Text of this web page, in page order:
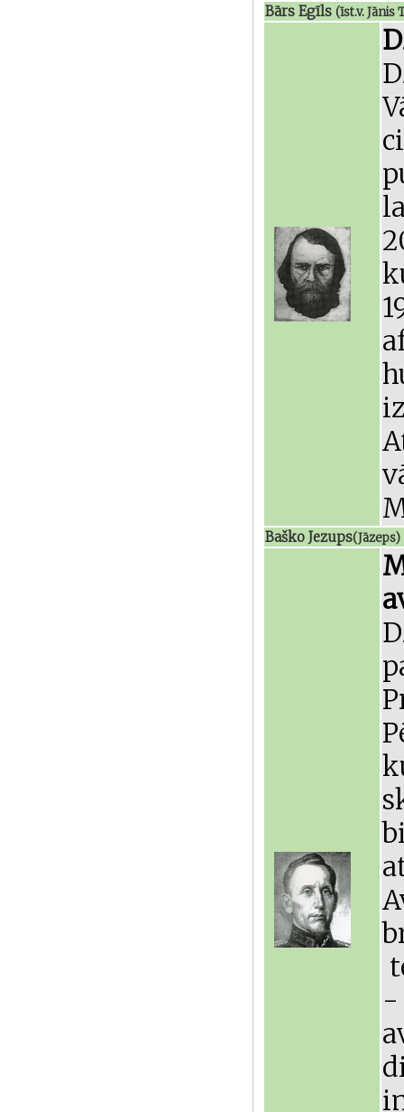
Bārs Egīls (īst.v. Jānis
Baško Jezups(Jāzeps)
-